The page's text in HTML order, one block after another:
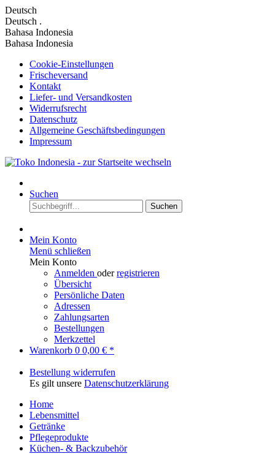
Deutsch
Deutsch .
Bahasa Indonesia
Bahasa Indonesia
Cookie-Einstellungen
Frischeversand
Kontakt
Liefer- und Versandkosten
Widerrufsrecht
Datenschutz
Allgemeine Geschäftsbedingungen
Impressum
Suchen
Suchen
Mein Konto
Menü schließen
Mein Konto
Anmelden oderregistrieren
Übersicht
Persönliche Daten
Adressen
Zahlungsarten
Bestellungen
Merkzettel
Warenkorb 0 0,00 € *
Bestellung widerrufen
Es gilt unsere Datenschutzerklärung
Home
Lebensmittel
Getränke
Pflegeprodukte
Küchen- & Backzubehör